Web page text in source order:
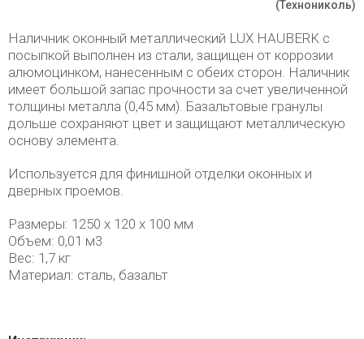
(Технониколь)
Наличник оконный металлический LUX HAUBERK с
посыпкой выполнен из стали, защищен от коррозии
алюмоцинком, нанесенным с обеих сторон. Наличник
имеет большой запас прочности за счет увеличенной
толщины металла (0,45 мм). Базальтовые гранулы
дольше сохраняют цвет и защищают металлическую
основу элемента.
Используется для финишной отделки оконных и
дверных проемов.
Размеры: 1250 х 120 х 100 мм
Объем: 0,01 м3
Вес: 1,7 кг
Материал: сталь, базальт